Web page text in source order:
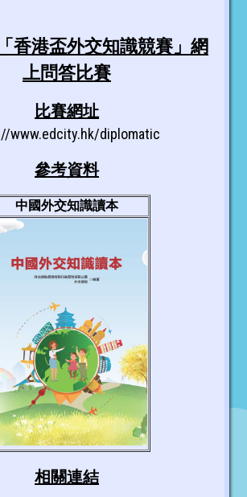
香港盃外交知識競賽」網
上問答比賽
比賽網址
www.edcity.hk/diplomatic
參考資料
中國外交知識讀本
相關連結